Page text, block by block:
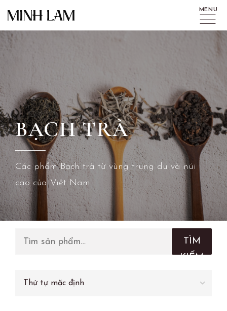
BẠCH TRÀ
Các phẩm Bạch trà từ vùng trung du và núi
cao của Việt Nam
TÌM
KIẾM